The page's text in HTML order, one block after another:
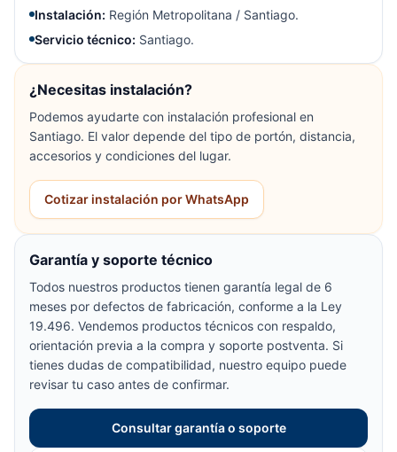
Instalación: Región Metropolitana / Santiago.
Servicio técnico: Santiago.
¿Necesitas instalación?
Podemos ayudarte con instalación profesional en
Santiago. El valor depende del tipo de portón, distancia,
accesorios y condiciones del lugar.
Cotizar instalación por WhatsApp
Garantía y soporte técnico
Todos nuestros productos tienen garantía legal de 6
meses por defectos de fabricación, conforme a la Ley
19.496. Vendemos productos técnicos con respaldo,
orientación previa a la compra y soporte postventa. Si
tienes dudas de compatibilidad, nuestro equipo puede
revisar tu caso antes de confirmar.
Consultar garantía o soporte